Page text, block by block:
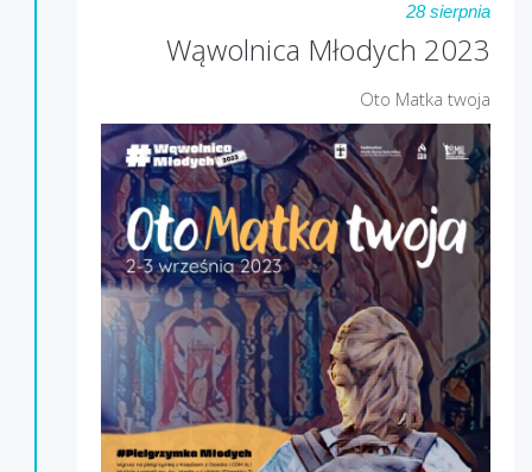
28 sierpnia
Wąwolnica Młodych 2023
Oto Matka twoja